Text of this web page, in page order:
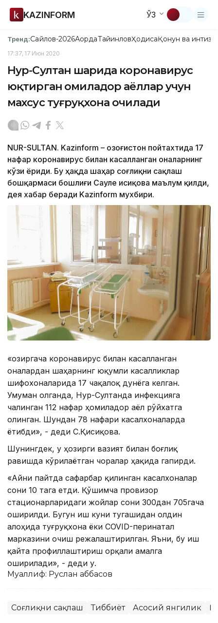
KAZINFORM ЎЗ
Тренд:Сайлов-2026АқордаТайинловҲодисаҚонун ва
17:37, 17 Июн 2020
Нур-Султан шаҳрида коронавирус
юқтирган ҳомиладор аёллар учун
махсус туғруқхона очилади
NUR-SULTAN. Kazinform – Қозоғистон пойтахтида 17
нафар коронавирус билан касалланган оналарнинг
кўзи ёриди. Бу ҳақда шаҳар соғлиқни сақлаш
бошқармаси бошлиғи Сауле Қисиқова маълум қилди,
дея хабар беради Kazinform мухбири.
«Ҳозиргача коронавирус билан касалланган
оналардан шаҳарнинг юқумли касалликлар
шифохоналарида 17 чақалоқ дунёга келган.
Умуман олганда, Нур-Султанда инфекцияга
чалинган 112 нафар ҳомиладор аёл рўйхатга
олинган. Шундан 78 нафари касалхоналарда
ётибди», - деди С.Қисиқова.
Шунингдек, у ҳозирги вазият билан боғлиқ
равишда кўрилаётган чоралар ҳақида гапирди.
«Айни пайтда сафарбар қилинган касалхоналар
сони 10 тага етди. Қўшимча провизор
стационарларидаги жойлар сони 300дан 705гача
оширилди. Бугун иш куни тугашидан олдин
алоҳида туғруқхона ёки COVID-перинатал
марказини очиш режалаштирилган. Яъни, бу иш
қайта профиллаштириш орқали амалга
оширилади», - деди у.
Муаллиф: Руслан Ғаббасов
Соғлиқни сақлаш Тиббиёт Асосий янгилик